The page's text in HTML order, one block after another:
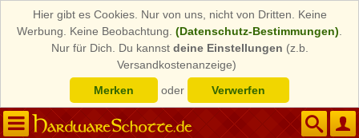
Hier gibt es Cookies. Nur von uns, nicht von Dritten. Keine
Werbung. Keine Beobachtung. (Datenschutz-Bestimmungen)
Nur für Dich. Du kannst deine Einstellungen (z.b.
Versandkostenanzeige)
Merken
oder Verwerfen